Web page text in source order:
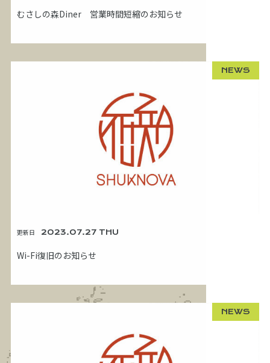
むさしの森Diner 営業時間短縮のお知らせ
更新日 2023.07.27 THU
Wi-Fi復旧のお知らせ
NEWS
NEWS